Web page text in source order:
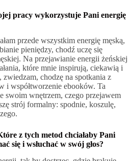
pracy wykorzystuje Pani energię
przede wszystkim energię męską,
pieniędzy, chodź uczę się
Na przejawianie energii żeńskiej
które mnie inspirują, ciekawią i
chodzę na spotkania z
i współtworzenie ebooków. Ta
swoim wnętrzem, czego przejawem
strój formalny: spodnie, koszulę,
z tych metod chciałaby Pani
się i wsłuchać w swój głos?